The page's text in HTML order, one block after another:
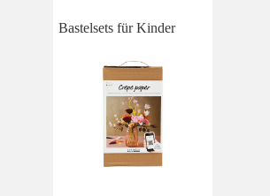
Bastelsets für Kinder